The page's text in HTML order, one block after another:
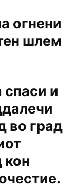
огнени
шлем
спаси и
во град
кон